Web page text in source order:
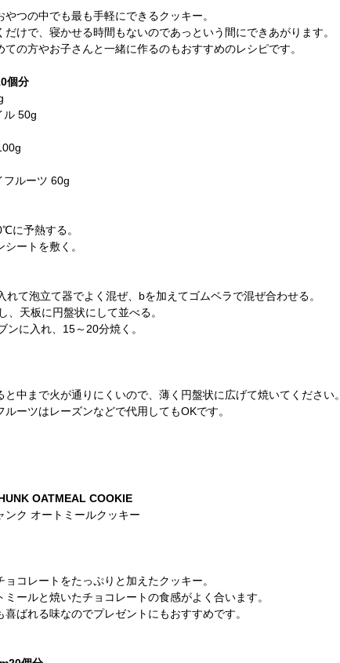
やつの中でも最も手軽にできるクッキー。
だけで、寝かせる時間もないのであっという間にできあがります。
ての方やお子さんと一緒に作るのもおすすめのレシピです。
個分
ル 50g
フルーツ 60g
に予熱する。
シートを敷く。
れて泡立て器でよく混ぜ、bを加えてゴムベラで混ぜ合わせる。
、天板に円盤状にして並べる。
に入れ、15～20分焼く。
と中まで火が通りにくいので、薄く円盤状に広げて焼いてください。
ルーツはレーズンなどで代用してもOKです。
OATMEAL COOKIE
ンク オートミールクッキー
ョコレートをたっぷりと加えたクッキー。
ミールと焼いたチョコレートの食感がよく合います。
喜ばれる味なのでプレゼントにもおすすめです。